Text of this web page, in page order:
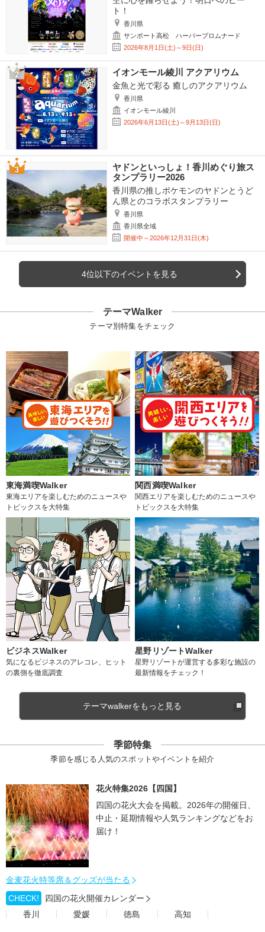
ト！
香川県
サンポート高松 ハーバープロムナード
2026年8月1日(土)～9日(日)
イオンモール綾川 アクアリウム
金魚と光で彩る 癒しのアクアリウム
香川県
イオンモール綾川
2026年6月13日(土)～9月13日(日)
ヤドンといっしょ！香川めぐり旅ス
タンプラリー2026
香川県の推しポケモンのヤドンとうど
ん県とのコラボスタンプラリー
香川県
香川県全域
開催中～2026年12月31日(木)
4位以下のイベントを見る
テーマWalker
テーマ別特集をチェック
東海満喫Walker
東海エリアを楽しむためのニュースや
トピックスを大特集
関西満喫Walker
関西エリアを楽しむためのニュースや
トピックスを大特集
ビジネスWalker
気になるビジネスのアレコレ、ヒット
の裏側を徹底調査
星野リゾートWalker
星野リゾートが運営する多彩な施設の
最新情報をチェック！
テーマwalkerをもっと見る
季節特集
季節を感じる人気のスポットやイベントを紹介
花火特集2026【四国】
四国の花火大会を掲載。2026年の開催日、
中止・延期情報や人気ランキングなどをお
届け！
金麦花火特等席＆グッズが当たる
CHECK!
四国の花火開催カレンダー
香川
愛媛 徳島 高知